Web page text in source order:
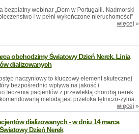
bezpłatny webinar „Dom w Portugalii. Nadmorski
i w pełni wykończone nieruchomości”
więcej »
obchodzimy Światowy Dzień Nerek. Linia
dializowanych
naczyniowy to kluczowy element skutecznej
bezpośrednio wpływa na jakość i
leczenia pacjentów z przewlekłą chorobą nerek.
metodą jest przetoka tętniczo-żylna.
więcej »
dializowanych - w dniu 14 marca
Dzień Nerek